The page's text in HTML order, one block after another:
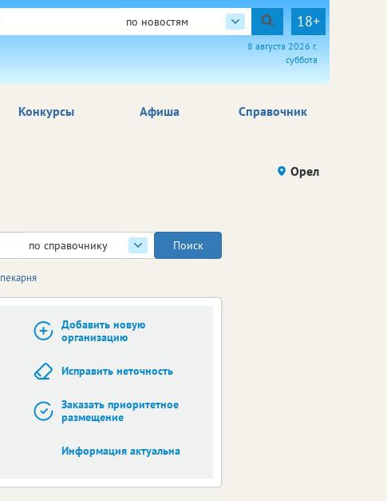
по новостям 18+
8 августа 2026 г.
суббота
Афиша Справочник
Конкурсы
Орел
по справочнику
Добавить новую
организацию
Исправить неточность
Заказать приоритетное
размещение
Информация актуальна